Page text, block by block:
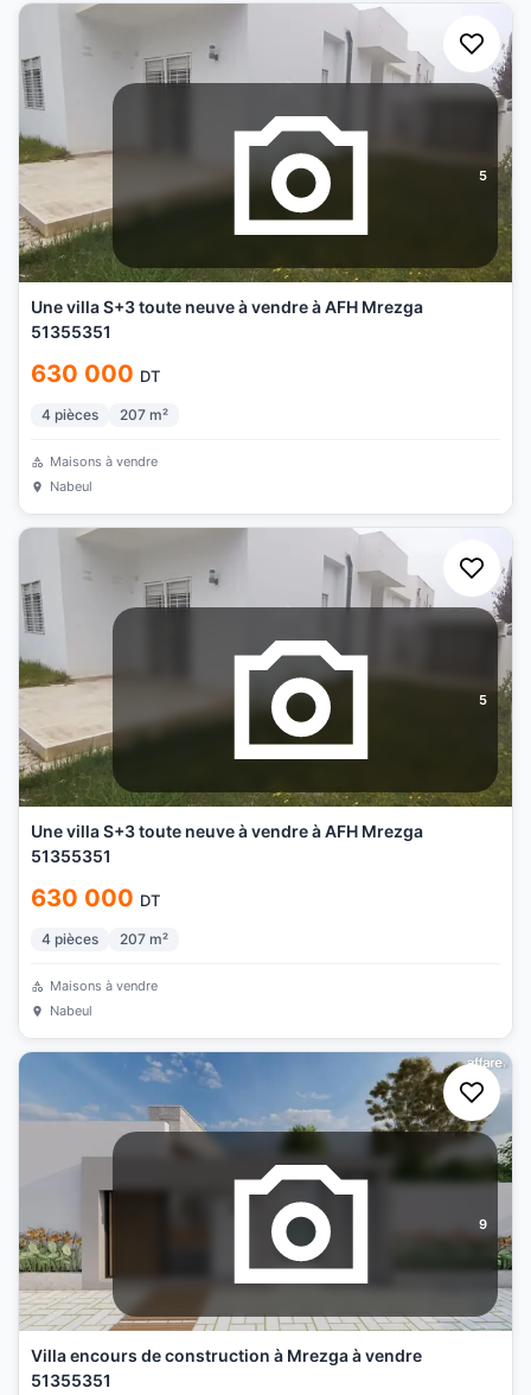
5
Une villa S+3 toute neuve à vendre à AFH Mrezga
51355351
630 000 DT
4 pièces 207 m²
Maisons à vendre
Nabeul
5
Une villa S+3 toute neuve à vendre à AFH Mrezga
51355351
630 000 DT
4 pièces 207 m²
Maisons à vendre
Nabeul
9
Villa encours de construction à Mrezga à vendre
51355351